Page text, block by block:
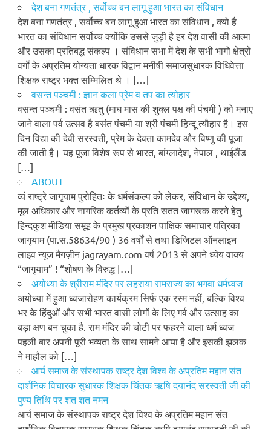
देश बना गणतंत्र , सर्वोच्च बन लागू हुआ भारत का संविधान
देश बना गणतंत्र , सर्वोच्च बन लागू हुआ भारत का संविधान , क्यो है
भारत का संविधान सर्वोच्च क्योंकि उससे जुड़ी है हर देश वासी की आत्मा
और उसका प्रतिबद्ध संकल्प । संविधान सभा में देश के सभी भागो क्षेत्रों
वर्गों के अप्रतिम योग्यता धारक विद्वान मनीषी समाजसुधारक विधिवेत्ता
शिक्षक राष्ट्र भक्त सम्मिलित थे । […]
वसन्त पञ्चमी : ज्ञान कला प्रेम व तप का त्योहार
वसन्त पञ्चमी : वसंत ऋतु (माघ मास की शुक्ल पक्ष की पंचमी ) को मनाए
जाने वाला पर्व उत्सव है बसंत पंचमी या श्री पंचमी हिन्दू त्यौहार है। इस
दिन विद्या की देवी सरस्वती, प्रेम के देवता कामदेव और विष्णु की पूजा
की जाती है। यह पूजा विशेष रूप से भारत, बांग्लादेश, नेपाल , थाईलैंड
[…]
ABOUT
व्यं राष्ट्रे जागृयाम पुरोहितः के धर्मसंकल्प को लेकर, संविधान के उद्देश्य,
मूल अधिकार और नागरिक कर्तव्यों के प्रति सतत जागरूक करने हेतु
हिन्दकुश मीडिया समूह के प्रमुख प्रकाशन पाक्षिक समाचार पत्रिका
जागृयाम (पा.स.58634/90 ) 36 वर्षों से तथा डिजिटल ऑनलाइन
लाइव न्यूज मैगज़ीन jagrayam.com वर्ष 2013 से अपने ध्येय वाक्य
“जागृयाम” ! “शोषण के विरुद्ध […]
अयोध्या के श्रीराम मंदिर पर लहराया रामराज्य का भगवा धर्मध्वज
अयोध्या में हुआ ध्वजारोहण कार्यक्रम सिर्फ एक रस्म नहीं, बल्कि विश्व
भर के हिंदुओं और सभी भारत वासी लोगों के लिए गर्व और उत्साह का
बड़ा क्षण बन चुका है. राम मंदिर की चोटी पर फहरने वाला धर्म ध्वज
पहली बार अपनी पूरी भव्यता के साथ सामने आया है और इसकी झलक
ने माहौल को […]
आर्य समाज के संस्थापक राष्ट्र देश विश्व के अप्रतिम महान संत
दार्शनिक विचारक सुधारक शिक्षक चिंतक ऋषि दयानंद सरस्वती जी की
पुण्य तिथि पर शत शत नमन
आर्य समाज के संस्थापक राष्ट्र देश विश्व के अप्रतिम महान संत